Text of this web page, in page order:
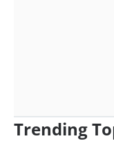
Trending